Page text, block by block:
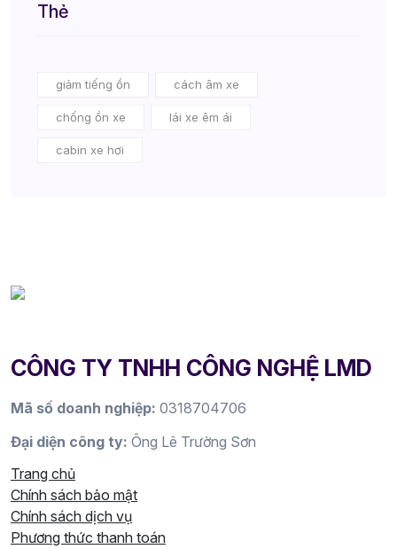
Thẻ
giảm tiếng ồn cách âm xe
chống ồn xe lái xe êm ái
cabin xe hơi
CÔNG TY TNHH CÔNG NGHỆ LMD
Mã số doanh nghiệp: 0318704706
Đại diện công ty: Ông Lê Trường Sơn
Trang chủ
Chính sách bảo mật
Chính sách dịch vụ
Phương thức thanh toán